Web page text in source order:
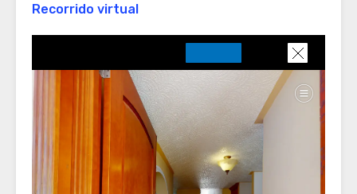
Recorrido virtual